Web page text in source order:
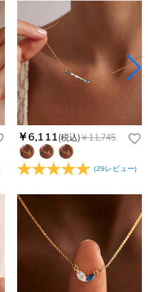
￥6,111(税込)￥11,745
(29レビュー)